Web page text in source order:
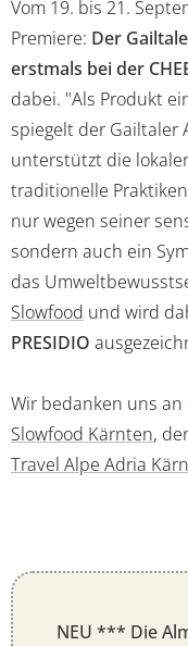
Vom 19. bis 21.
Premiere: Der
erstmals bei der
dabei. "Als Produkt
spiegelt der Gailtaler
unterstützt die
traditionelle
nur wegen seiner
sondern auch ein
das
Slowfood und wird
PRESIDIO
Wir bedanken uns an
Slowfood Kärnten, der
Travel Alpe Adria
NEU *** Die